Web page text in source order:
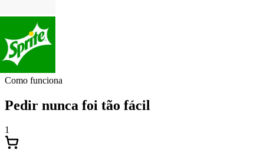
Como funciona
Pedir nunca foi tão fácil
1